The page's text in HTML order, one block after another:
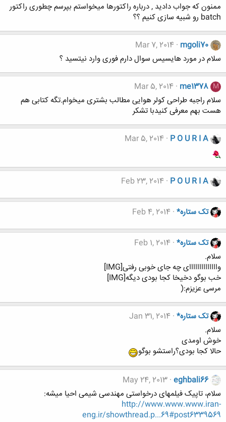
ممنون که جواب دادید , درباره راکتورها میخواستم بپرسم چطوری راکتور
batch رو شبیه سازی کنیم ؟؟
mgoli70
Mar 7, 2014
سلام در مورد هایسیس سوال دارم فوری وارد نیتسید ؟
M
me1378
Mar 5, 2014
سلام راجبه طراحی کولر هوایی مطالب بشتری میخوام.تگه کتابی هم
هست بهم معرفی کنیدبا تشکر
P O U R I A
Mar 5, 2014
P O U R I A
Feb 23, 2014
تک ستاره* Feb 4, 2014
تک ستاره* Feb 1, 2014
سلام.
واااااااااااااای چه جای خوبی رفتی[IMG]
خب بوگو دخیخا کجا بودی دیگه[IMG]
مرسی عزیزم:(
تک ستاره* Jan 31, 2014
سلام.
خوش اومدی
حالا کجا بودی؟راستشو بوگو
eghbali66
May 24, 2013
سلام، تاپیک فیلمهای درخواستی مهندسی شیمی احیا میشه:
http://www.www.www.iran-
eng.ir/showthread.p...69#post6339569